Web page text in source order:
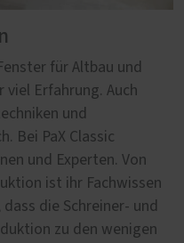
für Altbau und
viel Erfahrung. Auch
und
Bei PaX Classic
und Experten. Von
ist ihr Fachwissen
die Schreiner- und
zu den wenigen